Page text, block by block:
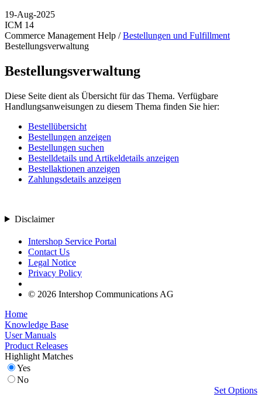
19-Aug-2025
ICM 14
Commerce Management Help /Bestellungen und Fulfillment
Bestellungsverwaltung
Bestellungsverwaltung
Diese Seite dient als Übersicht für das Thema. Verfügbare
Handlungsanweisungen zu diesem Thema finden Sie hier:
Bestellübersicht
Bestellungen anzeigen
Bestellungen suchen
Bestelldetails und Artikeldetails anzeigen
Bestellaktionen anzeigen
Zahlungsdetails anzeigen
Disclaimer
Intershop Service Portal
Contact Us
Legal Notice
Privacy Policy
© 2026 Intershop Communications AG
Home
Knowledge Base
User Manuals
Product Releases
Highlight Matches
Yes
No
Set Options